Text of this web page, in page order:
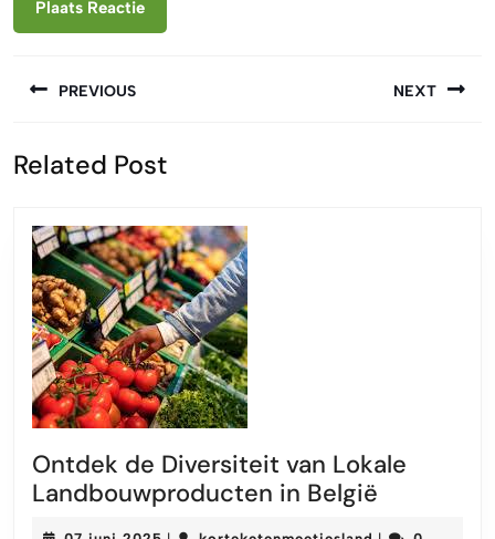
PREVIOUS
bericht:
NEXT
Related Post
Ontdek de Diversiteit van Lokale
Landbouwproducten in België